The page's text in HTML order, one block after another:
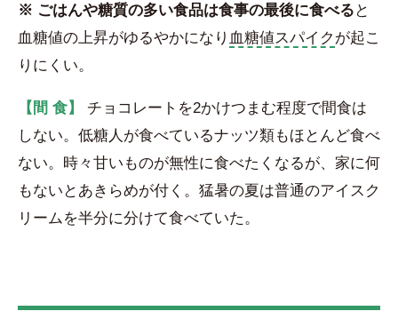
※ ごはんや糖質の多い食品は食事の最後に食べる と
血糖値の上昇がゆるやかになり 血糖値スパイク が起こ
りにくい。
【間 食】
チョコレートを2かけつまむ程度で間食は
しない。低糖人が食べているナッツ類もほとんど食べ
ない。時々甘いものが無性に食べたくなるが、家に何
もないとあきらめが付く。猛暑の夏は普通のアイスク
リームを半分に分けて食べていた。